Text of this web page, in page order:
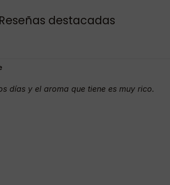
Reseñas destacadas
días y el aroma que tiene es muy rico.